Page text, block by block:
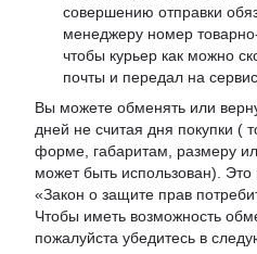
совершению отправки
менеджеру номер
чтобы курьер как можно
почты и передал на
Вы можете обменять или
дней не считая дня покупки (
форме, габаритам, размеру
может быть использован). Это
«Закон о защите прав
Чтобы иметь возможность
пожалуйста убедитесь в